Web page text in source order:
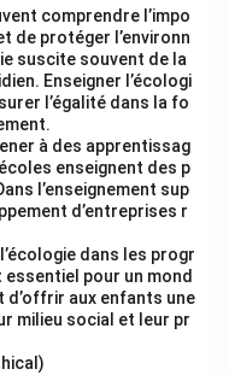
comprendre l’impo
de protéger l’environn
suscite souvent de la
Enseigner l’écologi
l’égalité dans la fo
à des apprentissag
enseignent des p
l’enseignement sup
d’entreprises r
dans les progr
pour un mond
d’offrir aux enfants une
milieu social et leur pr